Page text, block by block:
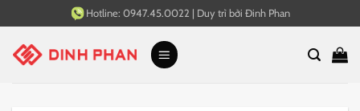
qua
nội
Hotline: 0947.45.0022 | Duy trì bởi Đinh Phan